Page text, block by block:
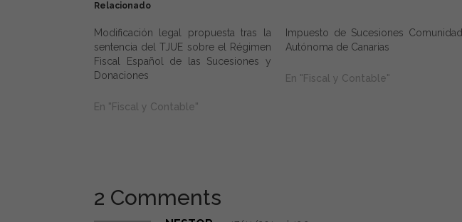
Relacionado
Modificación legal propuesta tras la
sentencia del TJUE sobre el Régimen
Fiscal Español de las Sucesiones y
Donaciones
En "Fiscal y Contable"
Impuesto de Sucesiones Comunidad
Autónoma de Canarias
En "Fiscal y Contable"
2 Comments